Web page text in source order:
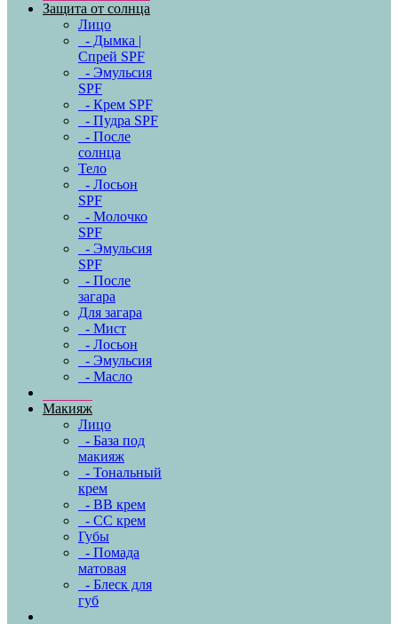
Защита от солнца
Лицо
- Дымка |
Спрей SPF
- Эмульсия
SPF
- Крем SPF
- Пудра SPF
- После
солнца
Тело
- Лосьон
SPF
- Молочко
SPF
- Эмульсия
SPF
- После
загара
Для загара
- Мист
- Лосьон
- Эмульсия
- Масло
Макияж
Лицо
- База под
макияж
- Тональный
крем
- BB крем
- CC крем
Губы
- Помада
матовая
- Блеск для
губ